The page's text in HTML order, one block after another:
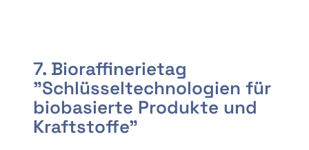
7. Bioraffinerietag
"Schlüsseltechnologien für
biobasierte Produkte und
Kraftstoffe"